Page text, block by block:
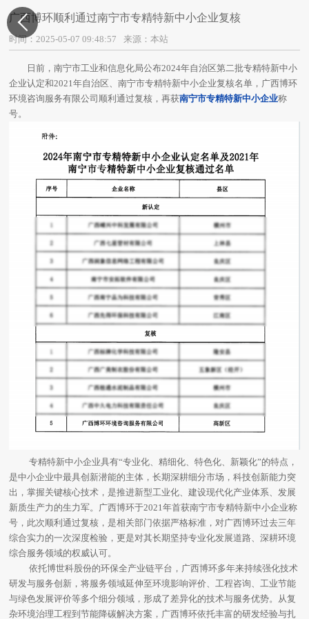

广西博环顺利通过南宁市专精特新中小企业复核
时间：2025-05-07 09:48:57 来源：本站
日前，南宁市工业和信息化局公布2024年自治区第二批专精特新中小
企业认定和2021年自治区、南宁市专精特新中小企业复核名单，广西博环
环境咨询服务有限公司顺利通过复核，再获南宁市专精特新中小企业称
号。
专精特新中小企业具有“专业化、精细化、特色化、新颖化”的特点，
是中小企业中最具创新潜能的主体，长期深耕细分市场，科技创新能力突
出，掌握关键核心技术，是推进新型工业化、建设现代化产业体系、发展
新质生产力的生力军。广西博环于2021年首获南宁市专精特新中小企业称
号，此次顺利通过复核，是相关部门依据严格标准，对广西博环过去三年
综合实力的一次深度检验，更是对其长期坚持专业化发展道路、深耕环境
综合服务领域的权威认可。
依托博世科股份的环保全产业链平台，广西博环多年来持续强化技术
研发与服务创新，将服务领域延伸至环境影响评价、工程咨询、工业节能
与绿色发展评价等多个细分领域，形成了差异化的技术与服务优势。从复
杂环境治理工程到节能降碳解决方案，广西博环依托丰富的研发经验与扎